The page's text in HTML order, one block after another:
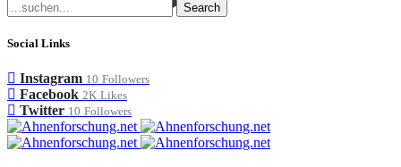
Search
Social Links
Instagram 10 Followers
Facebook 2K Likes
Twitter 10 Followers